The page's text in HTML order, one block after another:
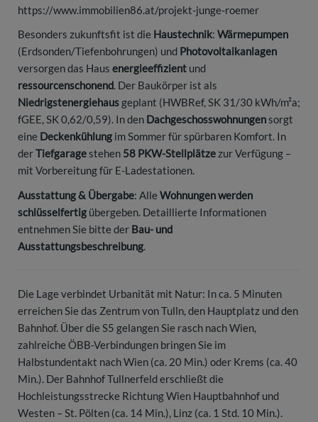
https://www.immobilien86.at/projekt-junge-roemer
Besonders zukunftsfit ist die Haustechnik: Wärmepumpen
(Erdsonden/Tiefenbohrungen) und Photovoltaikanlagen
versorgen das Haus energieeffizient und
ressourcenschonend. Der Baukörper ist als
Niedrigstenergiehaus geplant (HWBRef, SK 31/30 kWh/m²a;
fGEE, SK 0,62/0,59). In den Dachgeschosswohnungensorgt
eine Deckenkühlung im Sommer für spürbaren Komfort. In
derTiefgaragestehen 58 PKW-Stellplätzezur Verfügung –
mit Vorbereitung für E-Ladestationen.
Ausstattung & Übergabe: Alle Wohnungen werden
schlüsselfertig übergeben. Detaillierte Informationen
entnehmen Sie bitte der Bau- und
Ausstattungsbeschreibung.
Die Lage verbindet Urbanität mit Natur: In ca. 5 Minuten
erreichen Sie das Zentrum von Tulln, den Hauptplatz und den
Bahnhof. Über die S5 gelangen Sie rasch nach Wien,
zahlreiche ÖBB-Verbindungen bringen Sie im
Halbstundentakt nach Wien (ca. 20 Min.) oder Krems (ca. 40
Min.). Der Bahnhof Tullnerfeld erschließt die
Hochleistungsstrecke Richtung Wien Hauptbahnhof und
Westen – St. Pölten (ca. 14 Min.), Linz (ca. 1 Std. 10 Min.).